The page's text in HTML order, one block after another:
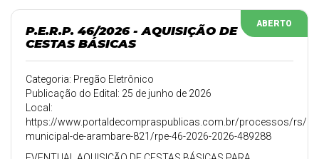
ABERTO
P.E.R.P. 46/2026 - AQUISIÇÃO DE
CESTAS BÁSICAS
Categoria: Pregão Eletrônico
Publicação do Edital: 25 de junho de 2026
Local:
https://www.portaldecompraspublicas.com.br/processos/rs/
municipal-de-arambare-821/rpe-46-2026-2026-489288